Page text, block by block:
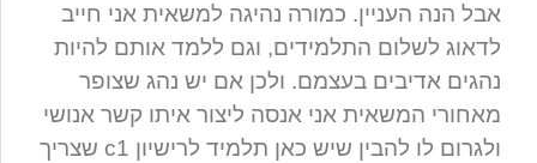
אבל הנה העניין. כמורה נהיגה למשאית אני חייב
לדאוג לשלום התלמידים, וגם ללמד אותם להיות
נהגים אדיבים בעצמם. ולכן אם יש נהג שצופר
מאחורי המשאית אני אנסה ליצור איתו קשר אנושי
ולגרום לו להבין שיש כאן תלמיד לרישיון c1 שצריך